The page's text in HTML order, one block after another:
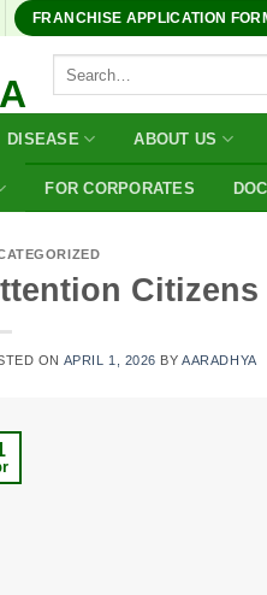
FRANCHISE APPLICATION
DISEASE ABOUT US
FOR CORPORATES
ON APRIL 1, 2026 BYAARADHYA